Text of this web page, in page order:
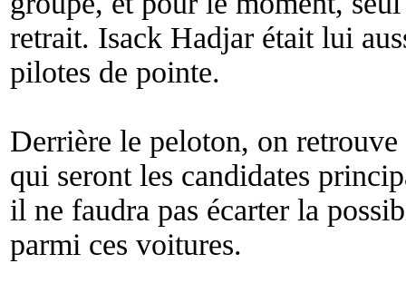
retrait. Isack Hadjar était lui
pilotes de pointe.
Derrière le peloton, on
qui seront les candidates
il ne faudra pas écarter la
parmi ces voitures.